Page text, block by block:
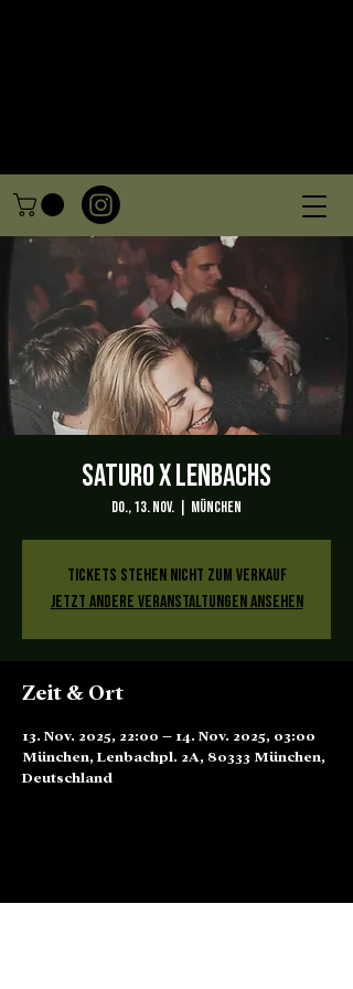
Saturo x Lenbachs
Do., 13. Nov. München
Tickets stehen nicht zum Verkauf
Jetzt andere Veranstaltungen ansehen
Zeit & Ort
13. Nov. 2025, 22:00 – 14. Nov. 2025, 03:00
München, Lenbachpl. 2A, 80333 München,
Deutschland